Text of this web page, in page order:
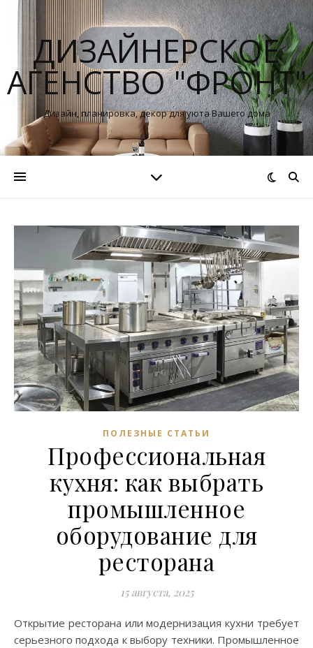
ДИЗАЙНЕРСКОЕ
АГЕНСТВО "ФРОНТ"
Дизайн, планировка, декор для уюта Вашего дома
ПОЛЕЗНЫЕ СТАТЬИ
Профессиональная
кухня: как выбрать
промышленное
оборудование для
ресторана
15 августа, 2025
Открытие ресторана или модернизация кухни требует
серьезного подхода к выбору техники. Промышленное